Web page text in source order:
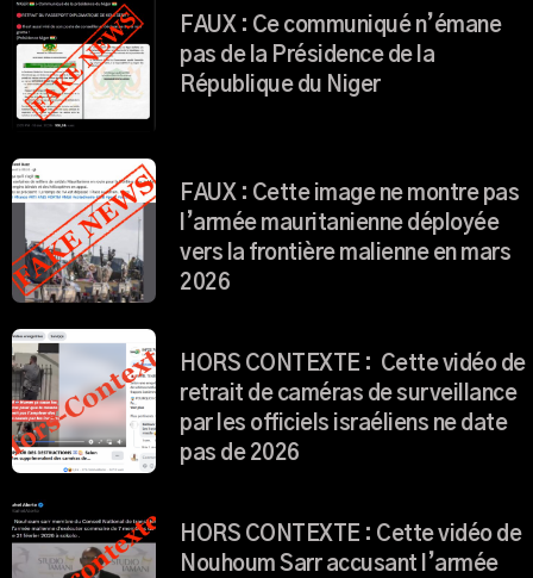
FAUX : Ce communiqué n’émane
pas de la Présidence de la
République du Niger
FAUX : Cette image ne montre pas
l’armée mauritanienne déployée
vers la frontière malienne en mars
2026
HORS CONTEXTE : Cette vidéo de
retrait de caméras de surveillance
par les officiels israéliens ne date
pas de 2026
HORS CONTEXTE : Cette vidéo de
Nouhoum Sarr accusant l’armée